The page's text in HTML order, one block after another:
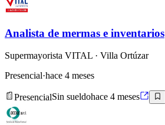
Analista de mermas e inventarios
Supermayorista VITAL · Villa Ortúzar
Presencial·hace 4 meses
PresencialSin sueldohace 4 meses